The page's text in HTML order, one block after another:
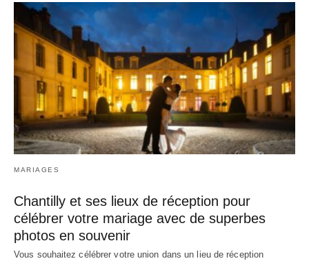
MARIAGES
Chantilly et ses lieux de réception pour
célébrer votre mariage avec de superbes
photos en souvenir
Vous souhaitez célébrer votre union dans un lieu de réception